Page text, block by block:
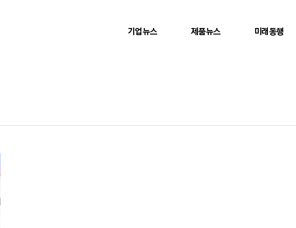
기업뉴스 제품뉴스 미래동행